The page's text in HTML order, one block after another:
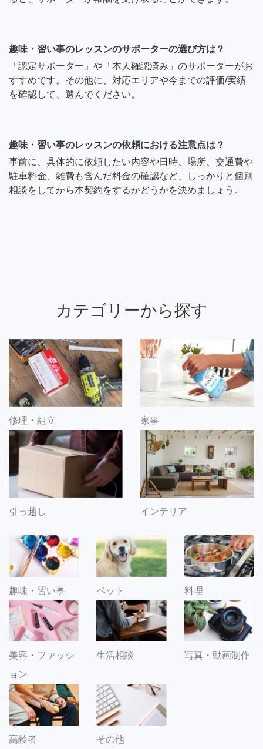
趣味・習い事のレッスンのサポーターの選び方は？
「認定サポーター」や「本人確認済み」のサポーターがお
すすめです。その他に、対応エリアや今までの評価/実績
を確認して、選んでください。
趣味・習い事のレッスンの依頼における注意点は？
事前に、具体的に依頼したい内容や日時、場所、交通費や
駐車料金、雑費も含んだ料金の確認など、しっかりと個別
相談をしてから本契約をするかどうかを決めましょう。
カテゴリーから探す
修理・組立 家事
引っ越し インテリア
趣味・習い事 ペット 料理
美容・ファッシ
ョン
生活相談 写真・動画制作
高齢者 その他